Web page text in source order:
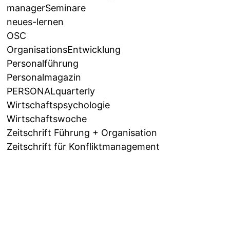
managerSeminare
neues-lernen
OSC
OrganisationsEntwicklung
Personalführung
Personalmagazin
PERSONALquarterly
Wirtschaftspsychologie
Wirtschaftswoche
Zeitschrift Führung + Organisation
Zeitschrift für Konfliktmanagement